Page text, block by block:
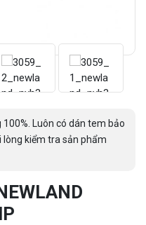
Luôn có dán tem bảo
lòng kiểm tra sản phẩm